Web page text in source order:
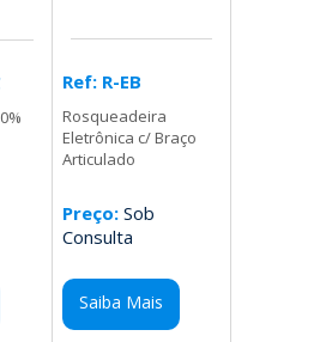
Ref: R-EB
Rosqueadeira
Eletrônica c/ Braço
Articulado
Preço:Sob
Consulta
Saiba Mais